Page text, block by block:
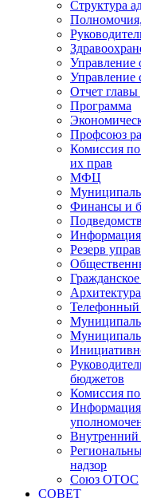
Структура
Управление
Управление
Отчет главы
Программа
Профсоюз
Комиссия
их прав
МФЦ
Финансы и
Информация
Резерв
Телефонный
бюджетов
Комиссия
Информация
Внутренний
надзор
Союз ОТОС
СОВЕТ